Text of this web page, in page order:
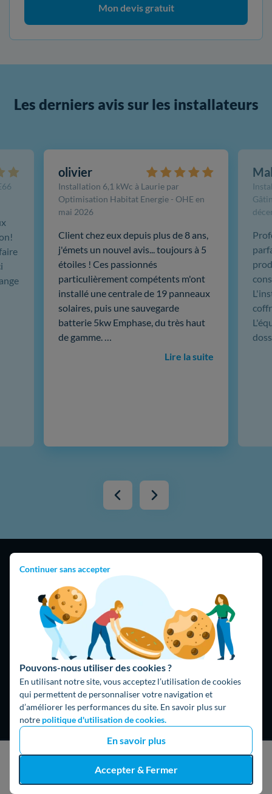
Continuer sans accepter
Pouvons-nous utiliser des cookies ?
En utilisant notre site, vous acceptez l’utilisation de cookies
qui permettent de personnaliser votre navigation et
d’améliorer les performances du site. En savoir plus sur
notre politique d'utilisation de cookies.
En savoir plus
Accepter & Fermer
J'obtiens un devis gratuit
Mon devis gratuit
Les derniers avis sur les installateurs
olivier
Installation 6,1 kWc à Laurie par
Optimisation Habitat Energie - OHE en
mai 2026
Client chez eux depuis plus de 8 ans,
j'émets un nouvel avis... toujours à 5
étoiles ! Ces passionnés
particulièrement compétents m'ont
installé une centrale de 19 panneaux
solaires, puis une sauvegarde
batterie 5kw Emphase, du très haut
de gamme. …
Lire la suite
4,9/5
16474 avisGoogle